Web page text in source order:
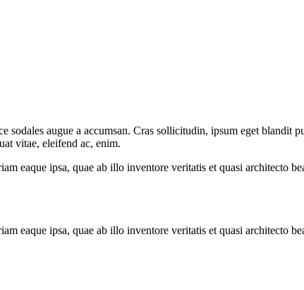
sodales augue a accumsan. Cras sollicitudin, ipsum eget blandit
vitae, eleifend ac, enim.
eaque ipsa, quae ab illo inventore veritatis et quasi architecto
eaque ipsa, quae ab illo inventore veritatis et quasi architecto